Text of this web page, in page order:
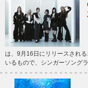
は、9月16日にリリースされ
いるもので、シンガーソング